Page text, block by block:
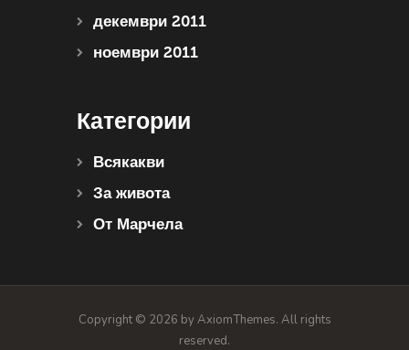
декември 2011
ноември 2011
Категории
Всякакви
За живота
От Марчела
Copyright © 2026 by AxiomThemes. All rights
reserved.